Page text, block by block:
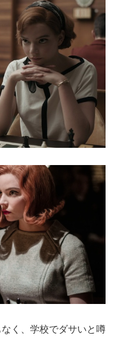
く、学校でダサいと噂